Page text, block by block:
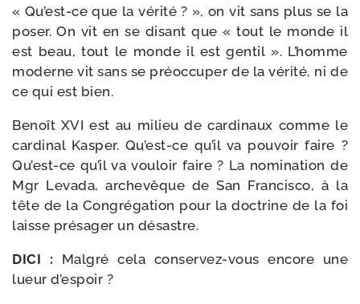
« Qu’est-​ce que la véri­té ? », on vit sans plus se la
poser. On vit en se disant que « tout le monde il
est beau, tout le monde il est gen­til ». L’homme
moderne vit sans se pré­oc­cu­per de la véri­té, ni de
ce qui est bien.
Benoît XVI est au milieu de car­di­naux comme le
car­di­nal Kasper. Qu’est-​ce qu’il va pou­voir faire ?
Qu’est-​ce qu’il va vou­loir faire ? La nomi­na­tion de
Mgr Levada, arche­vêque de San Francisco, à la
tête de la Congrégation pour la doc­trine de la foi
laisse pré­sa­ger un désastre.
DICI : Malgré cela conservez-​vous encore une
lueur d’espoir ?